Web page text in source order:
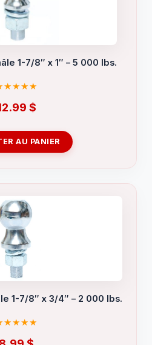
1-7/8″ x 1″ – 5 000 lbs.
$
AU PANIER
1-7/8″ x 3/4″ – 2 000 lbs.